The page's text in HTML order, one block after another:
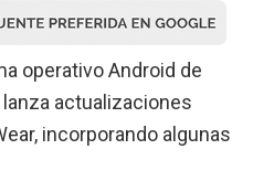
operativo Android de
actualizaciones
incorporando algunas